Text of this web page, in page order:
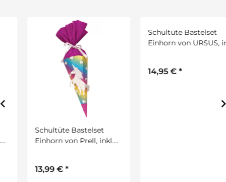
Schultüte Bastelset
Einhorn von Prell, inkl.
13,99 €*